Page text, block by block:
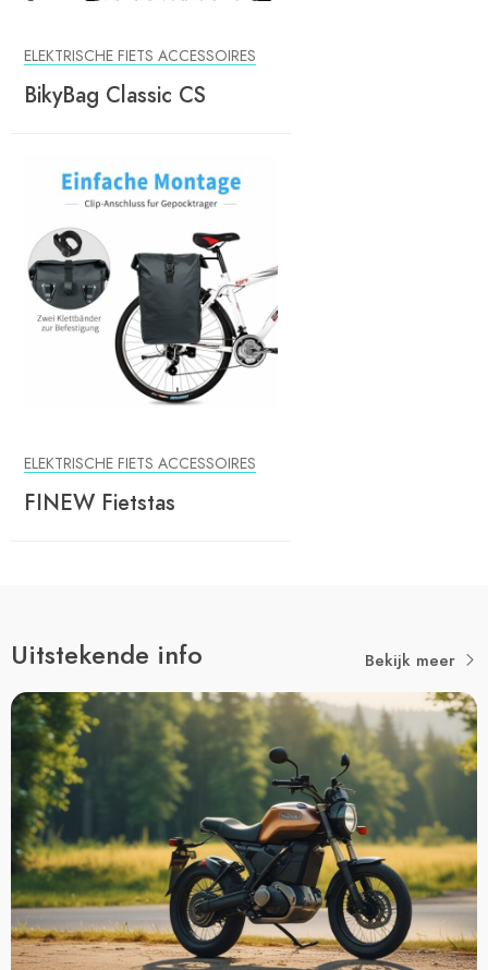
ELEKTRISCHE FIETS ACCESSOIRES
BikyBag Classic CS
ELEKTRISCHE FIETS ACCESSOIRES
FINEW Fietstas
Uitstekende info Bekijk meer